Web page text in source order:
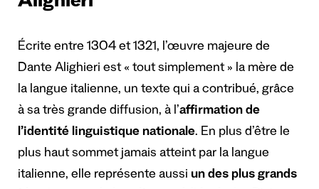
Écrite entre 1304 et 1321, l’œuvre majeure de
Dante Alighieri est « tout simplement » la mère de
la langue italienne, un texte qui a contribué, grâce
à sa très grande diffusion, à l’affirmation de
l’identité linguistique nationale. En plus d’être le
plus haut sommet jamais atteint par la langue
italienne, elle représente aussi un des plus grands